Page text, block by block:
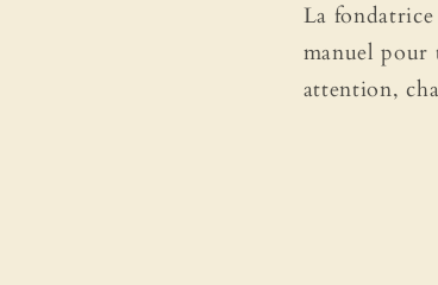
La
manuel pour
attention,